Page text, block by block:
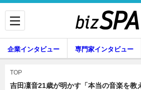
企業インタビュー 専門家インタビュー
暮らし
TOP
吉田凜音21歳が明かす「本当の音楽を教